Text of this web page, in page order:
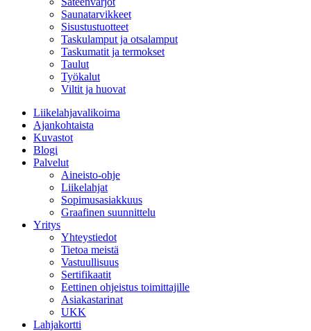
Saunatarvikkeet
Sisustustuotteet
Taskulamput ja otsalamput
Taskumatit ja termokset
Taulut
Työkalut
Viltit ja huovat
Liikelahjavalikoima
Ajankohtaista
Kuvastot
Blogi
Palvelut
Aineisto-ohje
Liikelahjat
Sopimusasiakkuus
Graafinen suunnittelu
Yritys
Yhteystiedot
Tietoa meistä
Vastuullisuus
Sertifikaatit
Eettinen ohjeistus toimittajille
Asiakastarinat
UKK
Lahjakortti